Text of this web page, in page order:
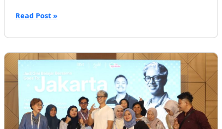
JGBB
2025
Gelar
Bisnis
Inspiratif,
Hadirkan
Insight
Strategis
Read Post »